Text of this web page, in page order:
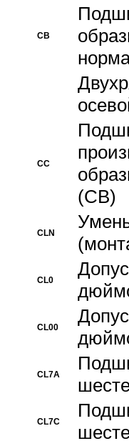
CB
CC
(CB)
CLN
CL0
CL00
CL7A
CL7C